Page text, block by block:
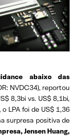
abaixo das
NVDC34), reportou
8,3bi vs. US$ 8,1bi,
LPA foi de US$ 1,36
surpresa positiva de
Jensen Huang,